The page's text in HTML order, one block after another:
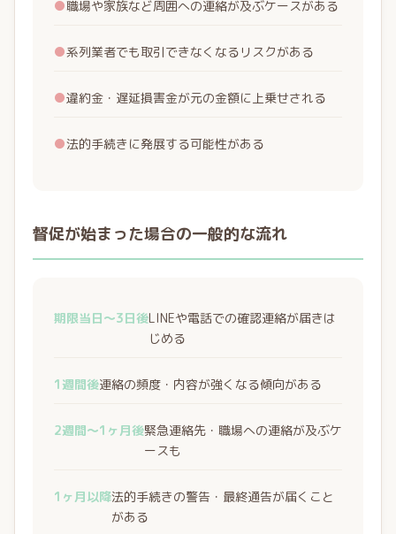
●職場や家族など周囲への連絡が及ぶケースがある
●系列業者でも取引できなくなるリスクがある
●違約金・遅延損害金が元の金額に上乗せされる
●法的手続きに発展する可能性がある
督促が始まった場合の一般的な流れ
期限当日〜3日後LINEや電話での確認連絡が届きは
じめる
1週間後連絡の頻度・内容が強くなる傾向がある
2週間〜1ヶ月後緊急連絡先・職場への連絡が及ぶケ
ースも
1ヶ月以降法的手続きの警告・最終通告が届くこと
がある